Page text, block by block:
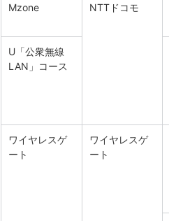
Mzone NTTドコモ
U「公衆無線
LAN」コース
ワイヤレスゲ
ート
ワイヤレスゲ
ート